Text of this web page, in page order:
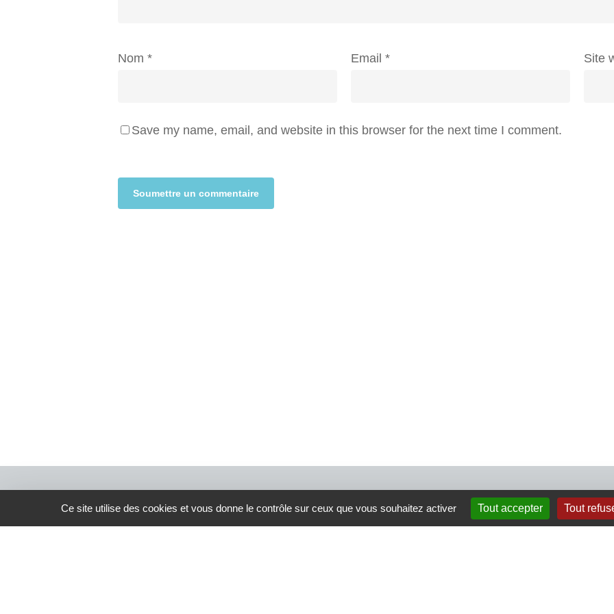
Nom * Email * Site
Save my name, email, and website in this browser for the next time I comment.
4 rue Crec’h-Ugen
22810 Belle Isle en Terre
Ce site utilise des cookies et vous donne le contrôle sur ceux que vous souhaitez activer Tout accepter Tout